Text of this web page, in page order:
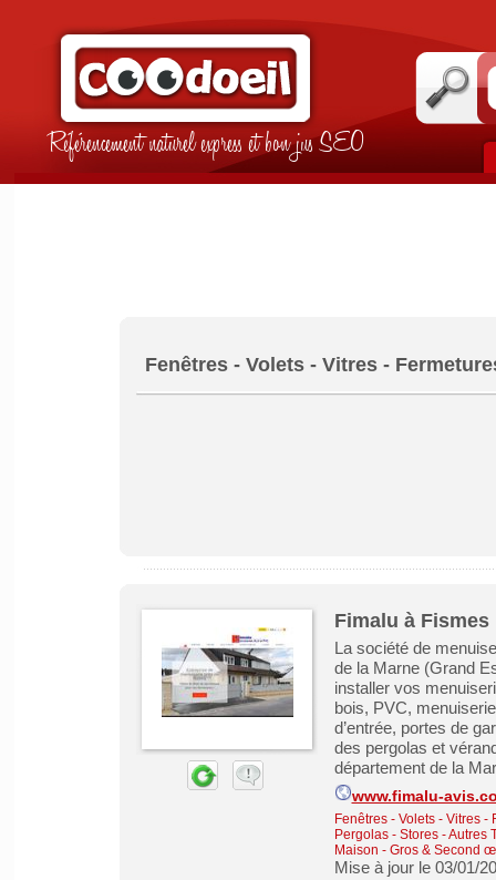
Référencement naturel express et bon jus SEO
Fenêtres - Volets - Vitres -
Fimalu à
La société de
de la Marne (Grand
installer vos
bois, PVC,
d’entrée, portes de
des pergolas et
département de la
www.fimalu-
Fenêtres - Volets - Vitres -
Pergolas - Stores-Autres
Maison - Gros & Second
Mise à jour le 03/01/